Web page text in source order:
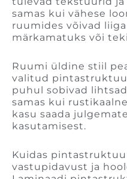
samas kui vähese
ruumides võivad
märkamatuks või
Ruumi üldine stiil
valitud
puhul sobivad
samas kui
kasu saada
kasutamisest.
Kuidas
vastupidavust ja